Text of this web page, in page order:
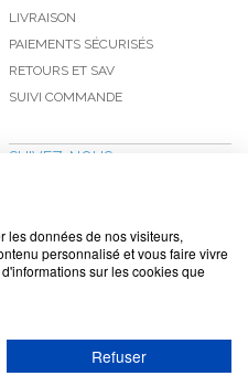
LIVRAISON
PAIEMENTS SÉCURISÉS
RETOURS ET SAV
SUIVI COMMANDE
SUIVEZ-NOUS
NOTRE BLOG
les données de nos visiteurs,
personnalisé et vous faire vivre
sur les cookies que
Refuser